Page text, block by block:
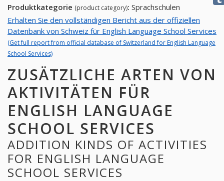
Produktkategorie (product category): Sprachschulen
Erhalten Sie den vollständigen Bericht aus der offiziellen
Datenbank von Schweiz für English Language School Services
(Get full report from official database of Switzerland for English Language
School Services)
ZUSÄTZLICHE ARTEN VON
AKTIVITÄTEN FÜR
ENGLISH LANGUAGE
SCHOOL SERVICES
ADDITION KINDS OF ACTIVITIES
FOR ENGLISH LANGUAGE
SCHOOL SERVICES